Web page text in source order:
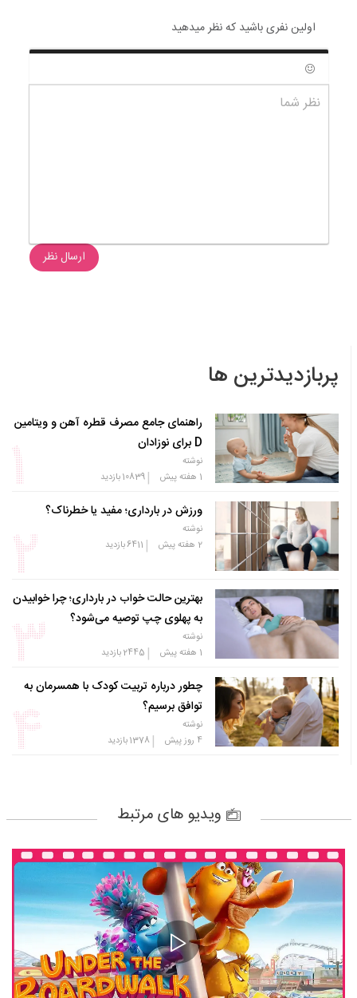
اولین نفری باشید که نظر میدهید
شکلک ها
نظر شما
ارسال نظر
پربازدیدترین ها
راهنمای جامع مصرف قطره آهن و ویتامین
D برای نوزادان
نوشته
1 هفته پیش
|
10839بازدید
ورزش در بارداری؛ مفید یا خطرناک؟
نوشته
2 هفته پیش
|
6411بازدید
بهترین حالت خواب در بارداری؛ چرا خوابیدن
به پهلوی چپ توصیه می‌شود؟
نوشته
1 هفته پیش
|
2445بازدید
چطور درباره تربیت کودک با همسرمان به
توافق برسیم؟
نوشته
4 روز پیش
|
1378بازدید
ویدیو های مرتبط